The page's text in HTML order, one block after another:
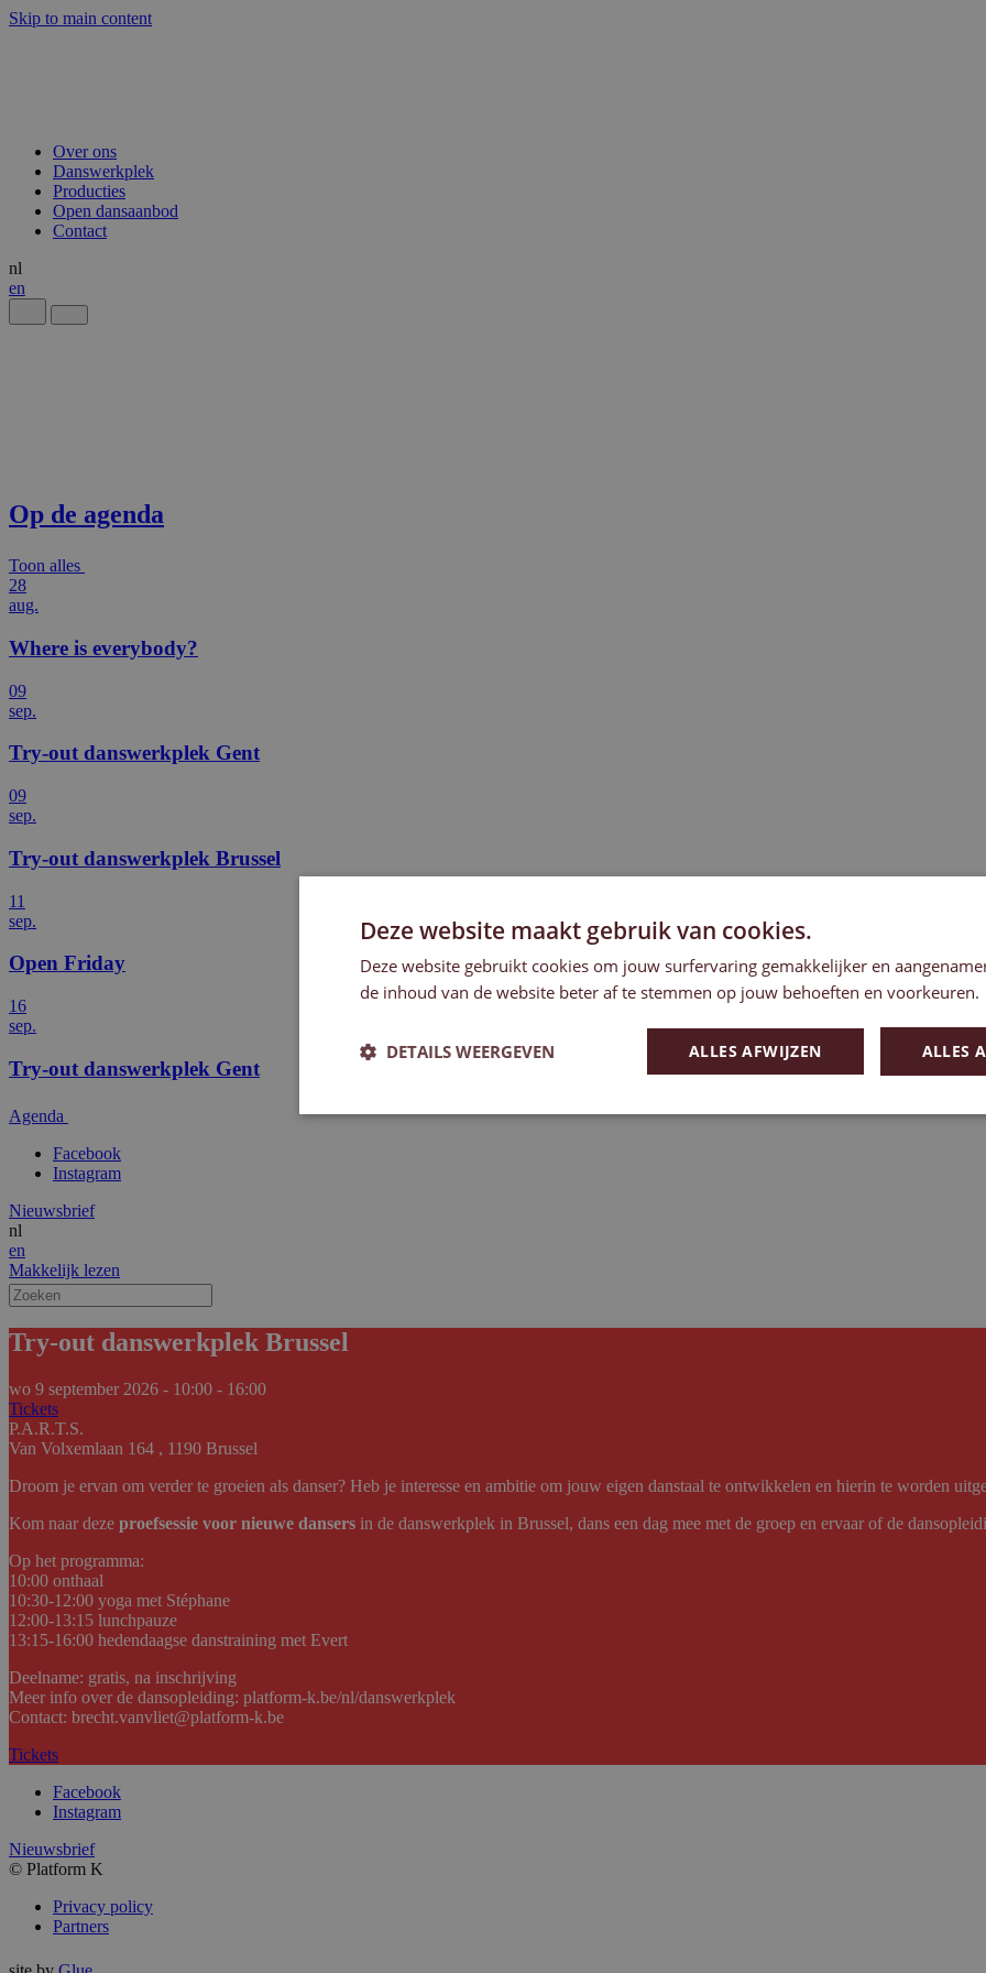
Skip to main content
Over ons
Danswerkplek
Producties
Open dansaanbod
Contact
nl
en
Op de agenda
Toon alles
28
aug.
Where is everybody?
09
sep.
Try-out danswerkplek Gent
09
sep.
Try-out danswerkplek Brussel
11
sep.
Open Friday
16
sep.
Try-out danswerkplek Gent
Agenda
Facebook
Instagram
Nieuwsbrief
nl
en
Makkelijk lezen
Try-out danswerkplek Brussel
wo 9 september 2026 - 10:00 - 16:00
Tickets
P.A.R.T.S.
Van Volxemlaan 164 , 1190 Brussel
Droom je ervan om verder te groeien als danser? Heb je interesse en ambitie om jouw eigen danstaal te ontwikkelen en hierin te worden
Kom naar deze proefsessie voor nieuwe dansers in de danswerkplek in Brussel, dans een dag mee met de groep en ervaar of de
Op het programma:
10:00 onthaal
10:30-12:00 yoga met Stéphane
12:00-13:15 lunchpauze
13:15-16:00 hedendaagse danstraining met Evert
Deelname: gratis, na inschrijving
Meer info over de dansopleiding: platform-k.be/nl/danswerkplek
Contact: brecht.vanvliet@platform-k.be
Tickets
Facebook
Instagram
Nieuwsbrief
© Platform K
Privacy policy
Partners
Deze website maakt gebruik van cookies.
Deze website gebruikt cookies om jouw surfervaring gemakkelijker en
de inhoud van de website beter af te stemmen op jouw behoeften en voorkeuren.
ALLES
ALLES AFWIJZEN
DETAILS WEERGEVEN